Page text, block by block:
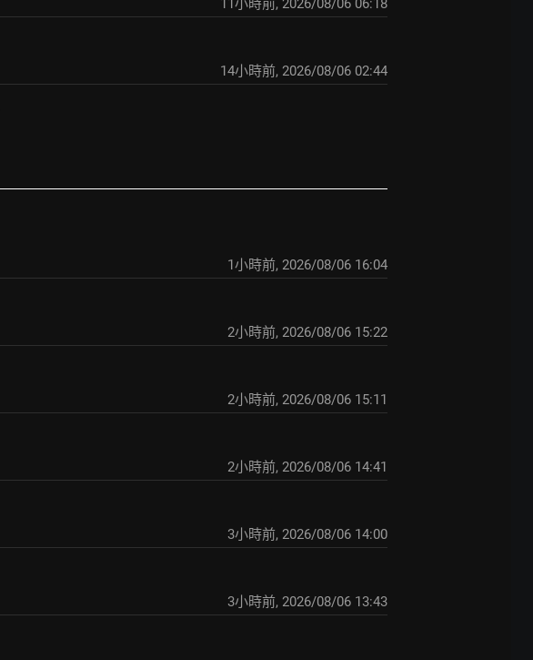
11小時前, 2026/08/06 06:18
14小時前, 2026/08/06 02:44
1小時前, 2026/08/06 16:04
2小時前, 2026/08/06 15:22
2小時前, 2026/08/06 15:11
2小時前, 2026/08/06 14:41
3小時前, 2026/08/06 14:00
3小時前, 2026/08/06 13:43